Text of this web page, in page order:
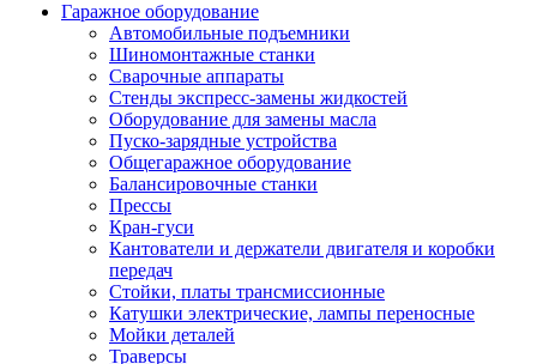
Гаражное оборудование
Автомобильные подъемники
Шиномонтажные станки
Сварочные аппараты
Стенды экспресс-замены жидкостей
Оборудование для замены масла
Пуско-зарядные устройства
Общегаражное оборудование
Балансировочные станки
Прессы
Кран-гуси
Кантователи и держатели двигателя и коробки
передач
Стойки, платы трансмиссионные
Катушки электрические, лампы переносные
Мойки деталей
Траверсы